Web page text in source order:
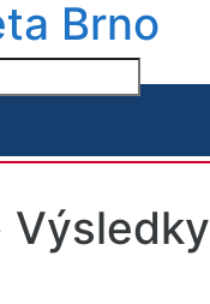
Brno
Výsledky